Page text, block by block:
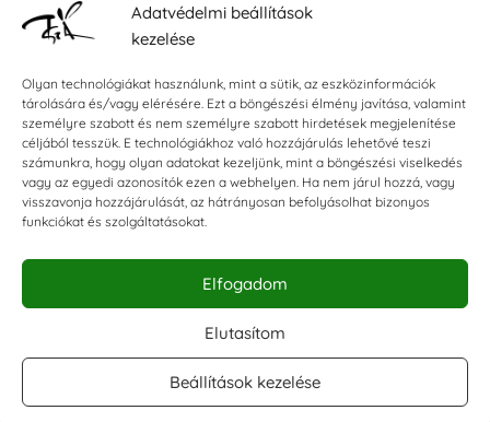
Adatvédelmi beállítások
kezelése
Olyan technológiákat használunk, mint a sütik, az eszközinformációk
tárolására és/vagy elérésére. Ezt a böngészési élmény javítása, valamint
személyre szabott és nem személyre szabott hirdetések megjelenítése
céljából tesszük. E technológiákhoz való hozzájárulás lehetővé teszi
számunkra, hogy olyan adatokat kezeljünk, mint a böngészési viselkedés
vagy az egyedi azonosítók ezen a webhelyen. Ha nem járul hozzá, vagy
visszavonja hozzájárulását, az hátrányosan befolyásolhat bizonyos
funkciókat és szolgáltatásokat.
Elfogadom
Elutasítom
Beállítások kezelése
Általános szerződési feltételek
Impresszum
KAPCSOLAT
E-mail:shop@torokszilvi.com
Telefon: +36 30 6767872
KÖZÖSSÉGI
Facebook csoport